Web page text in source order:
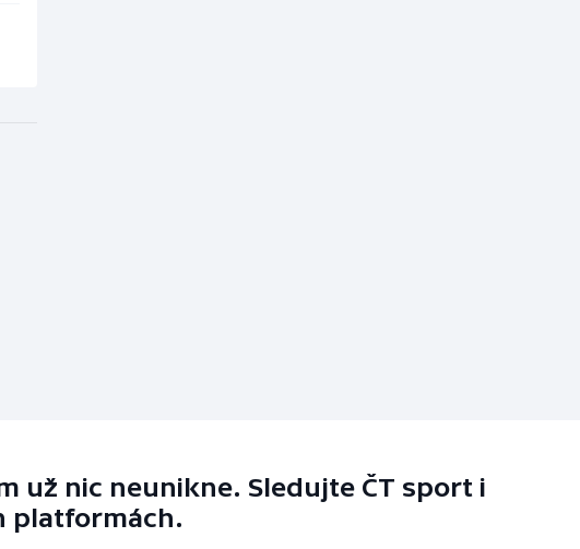
už nic neunikne. Sledujte ČT sport i
platformách.